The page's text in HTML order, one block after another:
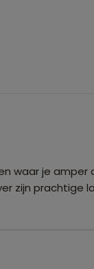
waar je
zijn prachtige